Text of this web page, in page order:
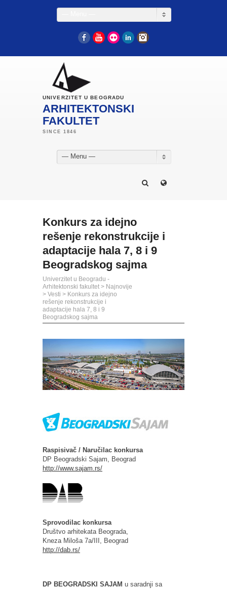
FacebookYouTube
Flickr LinkedIn
UNIVERZITET U BEOGRADU
ARHITEKTONSKI
FAKULTET
— Menu —
Konkurs za idejno
rešenje rekonstrukcije i
adaptacije hala 7, 8 i 9
Beogradskog sajma
Univerzitet u Beogradu -
Arhitektonski fakultet > Najnovije
> Vesti > Konkurs za idejno
rešenje rekonstrukcije i
adaptacije hala 7, 8 i 9
Beogradskog sajma
Raspisivač / Naručilac konkursa
DP Beogradski Sajam, Beograd
http://www.sajam.rs/
Sprovodilac konkursa
Društvo arhitekata Beograda,
Kneza Miloša 7a/III, Beograd
http://dab.rs/
DP BEOGRADSKI SAJAM u saradnji sa